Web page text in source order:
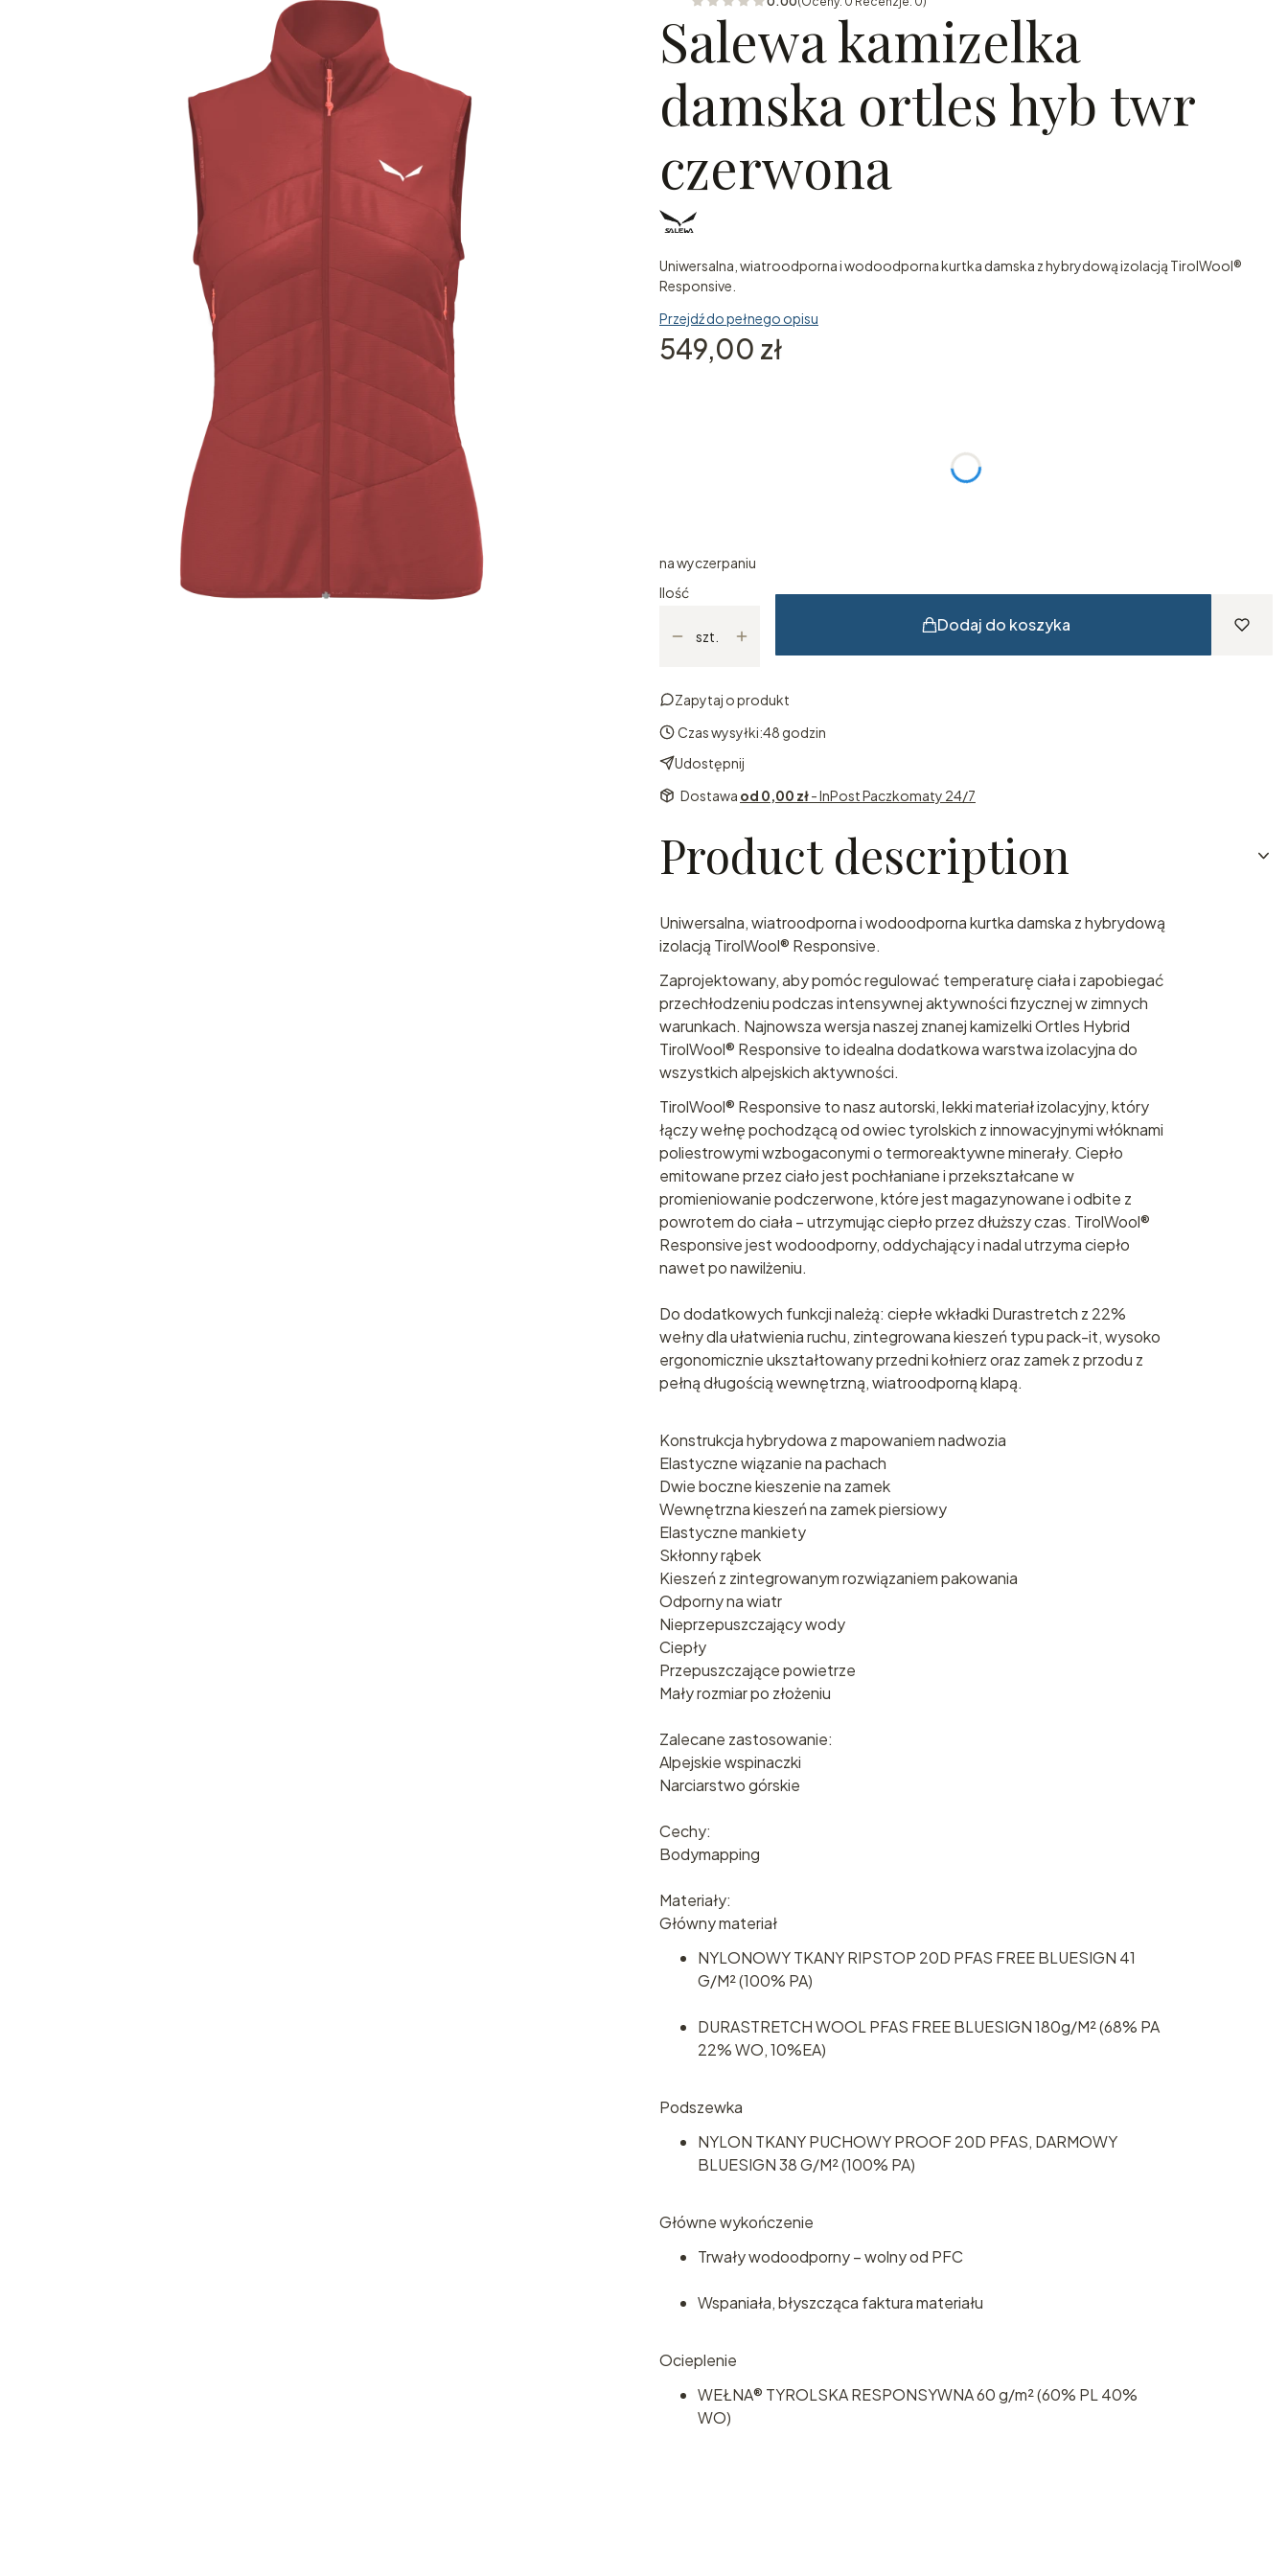
Salewa kamizelka
damska ortles hyb twr
czerwona
Uniwersalna, wiatroodporna i wodoodporna kurtka damska z hybrydową izolacją TirolWool®
Responsive.
Przejdź do pełnego opisu
Cena
549,00 zł
na wyczerpaniu
Ilość
szt.
Dodaj do koszyka
Zapytaj o produkt
Czas wysyłki:48 godzin
Udostępnij
Dostawa od 0,00 zł- InPost Paczkomaty 24/7
Product description
Uniwersalna, wiatroodporna i wodoodporna kurtka damska z hybrydową
izolacją TirolWool® Responsive.
Zaprojektowany, aby pomóc regulować temperaturę ciała i zapobiegać
przechłodzeniu podczas intensywnej aktywności fizycznej w zimnych
warunkach. Najnowsza wersja naszej znanej kamizelki Ortles Hybrid
TirolWool® Responsive to idealna dodatkowa warstwa izolacyjna do
wszystkich alpejskich aktywności.
TirolWool® Responsive to nasz autorski, lekki materiał izolacyjny, który
łączy wełnę pochodzącą od owiec tyrolskich z innowacyjnymi włóknami
poliestrowymi wzbogaconymi o termoreaktywne minerały. Ciepło
emitowane przez ciało jest pochłaniane i przekształcane w
promieniowanie podczerwone, które jest magazynowane i odbite z
powrotem do ciała – utrzymując ciepło przez dłuższy czas. TirolWool®
Responsive jest wodoodporny, oddychający i nadal utrzyma ciepło
nawet po nawilżeniu.
Do dodatkowych funkcji należą: ciepłe wkładki Durastretch z 22%
wełny dla ułatwienia ruchu, zintegrowana kieszeń typu pack-it, wysoko
ergonomicznie ukształtowany przedni kołnierz oraz zamek z przodu z
pełną długością wewnętrzną, wiatroodporną klapą.
Konstrukcja hybrydowa z mapowaniem nadwozia
Elastyczne wiązanie na pachach
Dwie boczne kieszenie na zamek
Wewnętrzna kieszeń na zamek piersiowy
Elastyczne mankiety
Skłonny rąbek
Kieszeń z zintegrowanym rozwiązaniem pakowania
Odporny na wiatr
Nieprzepuszczający wody
Ciepły
Przepuszczające powietrze
Mały rozmiar po złożeniu
Zalecane zastosowanie:
Alpejskie wspinaczki
Narciarstwo górskie
Cechy:
Bodymapping
Materiały:
Główny materiał
NYLONOWY TKANY RIPSTOP 20D PFAS FREE BLUESIGN 41
G/M² (100% PA)
DURASTRETCH WOOL PFAS FREE BLUESIGN 180g/M² (68% PA
22% WO, 10%EA)
Podszewka
NYLON TKANY PUCHOWY PROOF 20D PFAS, DARMOWY
BLUESIGN 38 G/M² (100% PA)
Główne wykończenie
Trwały wodoodporny – wolny od PFC
Wspaniała, błyszcząca faktura materiału
Ocieplenie
WEŁNA® TYROLSKA RESPONSYWNA 60 g/m² (60% PL 40%
WO)